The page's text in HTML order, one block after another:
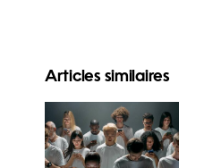
Articles similaires